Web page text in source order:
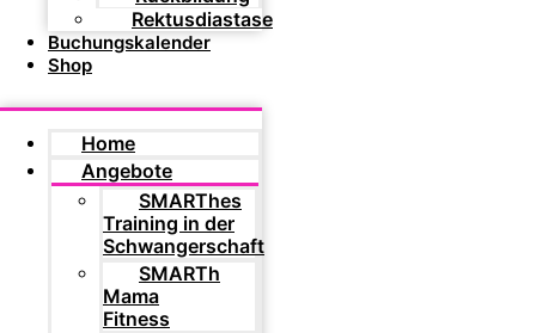
Rektusdiastase
Buchungskalender
Shop
Home
Angebote
SMARThes
Training in der
Schwangerschaft
SMARTh
Mama
Fitness